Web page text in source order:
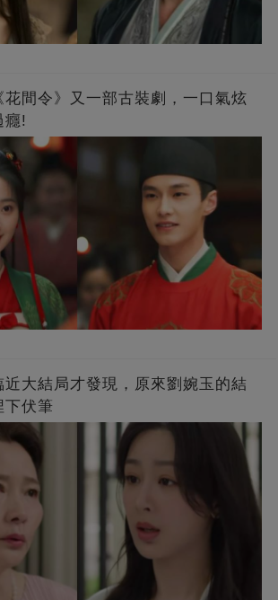
花間令》又一部古裝劇，一口氣炫
癮!
近大結局才發現，原來劉婉玉的結
下伏筆